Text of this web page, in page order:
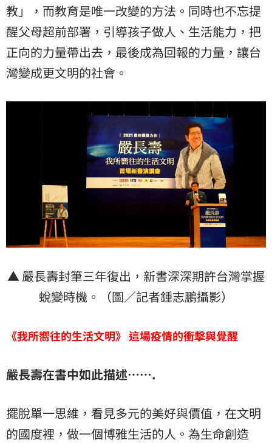
教」，而教育是唯一改變的方法。同時也不忘提
醒父母超前部署，引導孩子做人、生活能力，把
正向的力量帶出去，最後成為回報的力量，讓台
灣變成更文明的社會。
▲ 嚴長壽封筆三年復出，新書深深期許台灣掌握
蛻變時機。（圖／記者鍾志鵬攝影）
《我所嚮往的生活文明》 這場疫情的衝擊與覺醒
嚴長壽在書中如此描述…….
擺脫單一思維，看見多元的美好與價值，在文明
的國度裡，做一個博雅生活的人。為生命創造